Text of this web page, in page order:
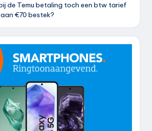
de Temu betaling toch een btw tarief
€70 bestek?